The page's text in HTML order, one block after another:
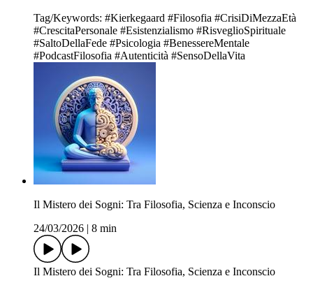
Tag/Keywords: #Kierkegaard #Filosofia #CrisiDiMezzaEtà
#CrescitaPersonale #Esistenzialismo #RisveglioSpirituale
#SaltoDellaFede #Psicologia #BenessereMentale
#PodcastFilosofia #Autenticità #SensoDellaVita
Il Mistero dei Sogni: Tra Filosofia, Scienza e Inconscio
24/03/2026
8 min
Il Mistero dei Sogni: Tra Filosofia, Scienza e Inconscio